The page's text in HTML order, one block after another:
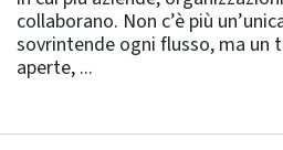
collaborano. Non c’è più
sovrintende ogni flusso, ma un
aperte, ...